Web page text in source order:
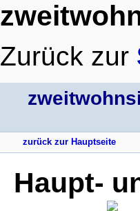
Zurück zur
zurück zur Hauptseite
Haupt-